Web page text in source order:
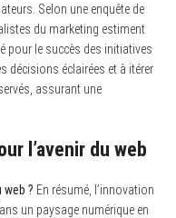
Selon une enquête de
du marketing estiment
pour le succès des initiatives
décisions éclairées et à itérer
assurant une
l’avenir du web
? En résumé, l’innovation
un paysage numérique en